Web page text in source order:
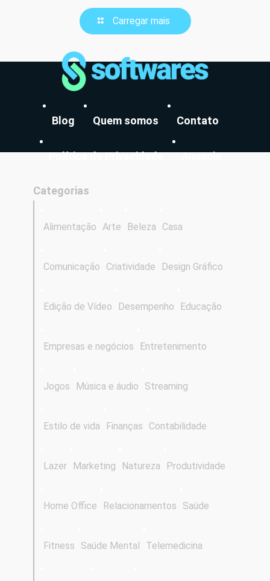
Carregar mais
Blog Quem somos Contato
Política de Privacidade Anuncie
Categorias
Alimentação Arte Beleza Casa
Comunicação Criatividade Design Gráfico
Edição de Vídeo Desempenho Educação
Empresas e negócios Entretenimento
Jogos Música e áudio Streaming
Estilo de vida Finanças Contabilidade
Lazer Marketing Natureza Produtividade
Home Office Relacionamentos Saúde
Fitness Saúde Mental Telemedicina